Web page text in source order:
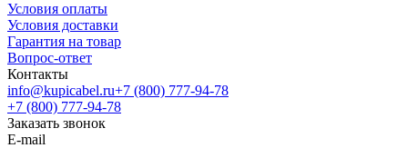
Условия оплаты
Условия доставки
Гарантия на товар
Вопрос-ответ
Контакты
info@kupicabel.ru+7 (800) 777-94-78
+7 (800) 777-94-78
Заказать звонок
E-mail